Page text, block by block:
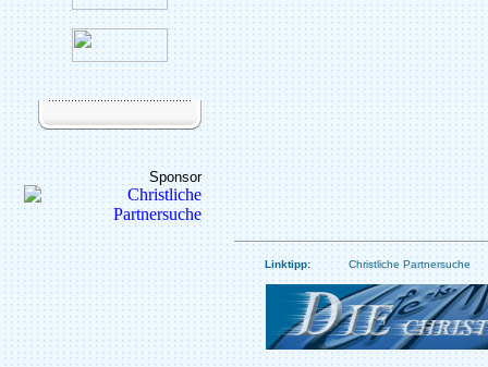
Sponsor
Linktipp: Christliche Partnersuche